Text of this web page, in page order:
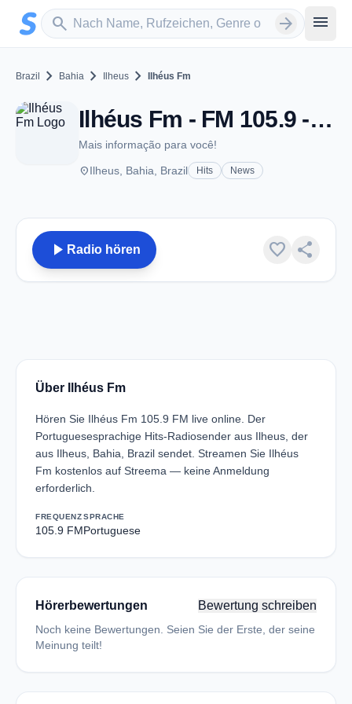
Zum Hauptinhalt springen
search
Sender suchen arrow_forward menu
Brazil chevron_right Bahia chevron_right Ilheus chevron_right Ilhéus Fm
Ilhéus Fm - FM 105.9 - Ilheus
Mais informação para você!
placeIlheus, Bahia, Brazil Hits News
play_arrow Radio hören favorite share
Über Ilhéus Fm
Hören Sie Ilhéus Fm 105.9 FM live online. Der
Portuguesesprachige Hits-Radiosender aus Ilheus, der
aus Ilheus, Bahia, Brazil sendet. Streamen Sie Ilhéus
Fm kostenlos auf Streema — keine Anmeldung
erforderlich.
FREQUENZ
105.9 FM
SPRACHE
Portuguese
Hörerbewertungen Bewertung schreiben
Noch keine Bewertungen. Seien Sie der Erste, der seine
Meinung teilt!